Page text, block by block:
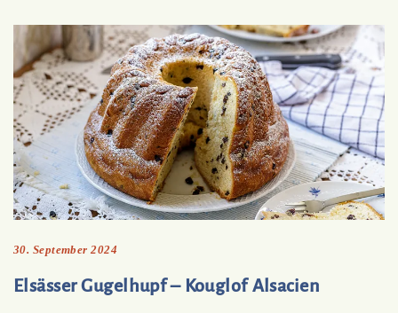
30. September 2024
Elsässer Gugelhupf – Kouglof Alsacien